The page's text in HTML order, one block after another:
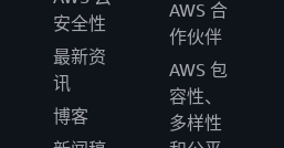
安全性
最新资
讯
博客
AWS 合
作伙伴
AWS 包
容性、
多样性